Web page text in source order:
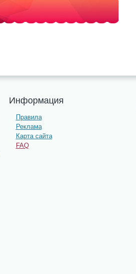
Информация
Правила
Реклама
Карта сайта
FAQ